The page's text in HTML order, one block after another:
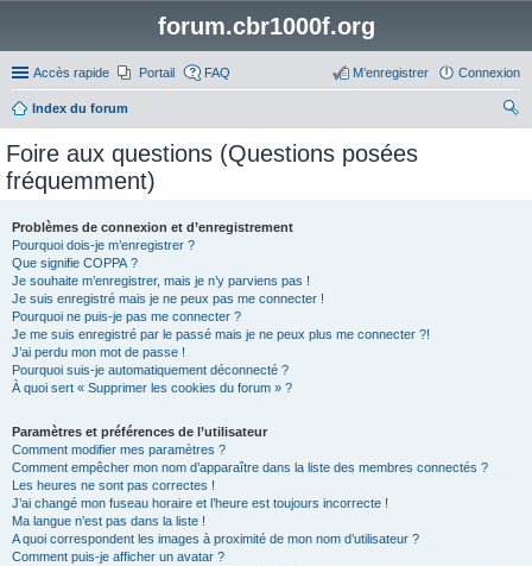
forum.cbr1000f.org
Accès rapide Portail FAQ Connexion
M’enregistrer
Index du forum
Foire aux questions (Questions posées
fréquemment)
Problèmes de connexion et d’enregistrement
Pourquoi dois-je m’enregistrer ?
Que signifie COPPA ?
Je souhaite m’enregistrer, mais je n’y parviens pas !
Je suis enregistré mais je ne peux pas me connecter !
Pourquoi ne puis-je pas me connecter ?
Je me suis enregistré par le passé mais je ne peux plus me connecter ?!
J’ai perdu mon mot de passe !
Pourquoi suis-je automatiquement déconnecté ?
À quoi sert « Supprimer les cookies du forum » ?
Paramètres et préférences de l’utilisateur
Comment modifier mes paramètres ?
Comment empêcher mon nom d’apparaître dans la liste des membres connectés ?
Les heures ne sont pas correctes !
J’ai changé mon fuseau horaire et l’heure est toujours incorrecte !
Ma langue n’est pas dans la liste !
A quoi correspondent les images à proximité de mon nom d’utilisateur ?
Comment puis-je afficher un avatar ?